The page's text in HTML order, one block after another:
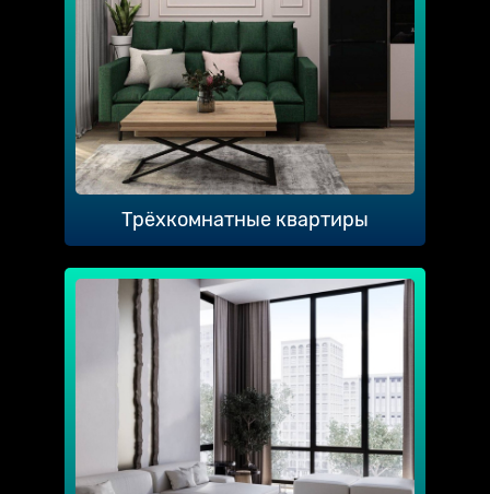
Трёхкомнатные квартиры